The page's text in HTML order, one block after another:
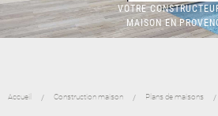
VOTRE
MAISON EN
Accueil Construction maison Plans de maisons